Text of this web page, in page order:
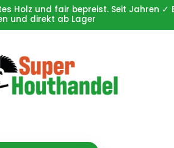
Holz und fair bepreist. Seit Jahren
und direkt ab Lager